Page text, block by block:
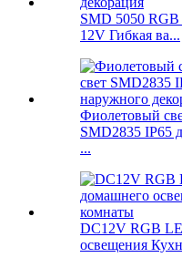
SMD 5050
12V Гибкая ва...
Фиолетовый
SMD2835 IP65
...
DC12V RGB
освещения